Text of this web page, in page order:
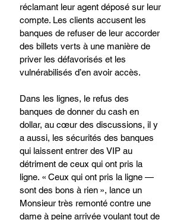
réclamant leur agent déposé sur leur
compte. Les clients accusent les
banques de refuser de leur accorder
des billets verts à une manière de
priver les défavorisés et les
vulnérabilisés d’en avoir accès.
Dans les lignes, le refus des
banques de donner du cash en
dollar, au cœur des discussions, il y
a aussi, les sécurités des banques
qui laissent entrer des VIP au
détriment de ceux qui ont pris la
ligne. « Ceux qui ont pris la ligne —
sont des bons à rien », lance un
Monsieur très remonté contre une
dame à peine arrivée voulant tout de